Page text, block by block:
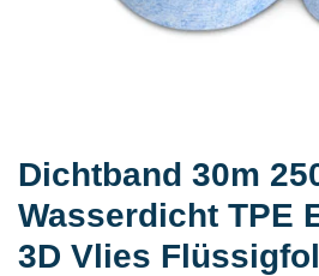
Dichtband 30m
Wasserdicht TPE
3D Vlies